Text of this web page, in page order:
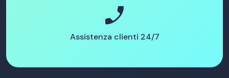
phone_enabled
Assistenza clienti 24/7